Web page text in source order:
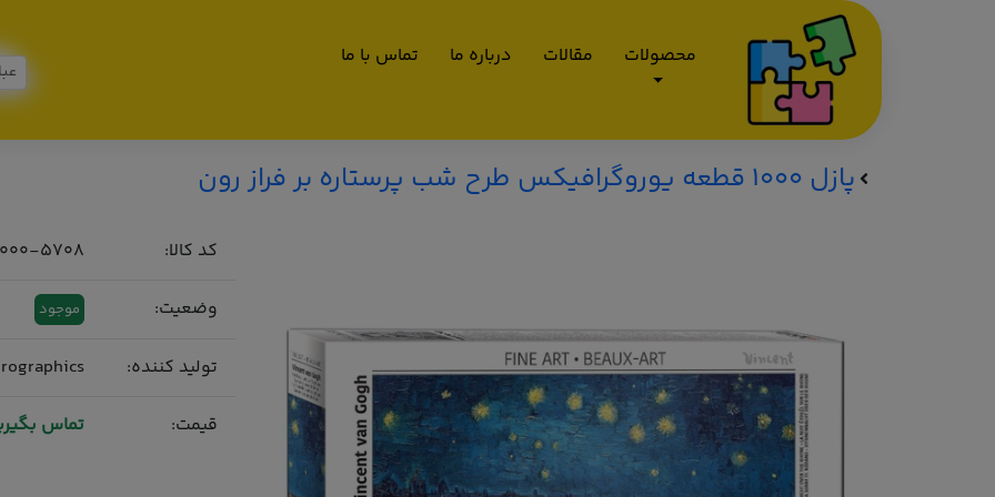
محصولات مقالات درباره ما تماس با ما
پازل 1000 قطعه یوروگرافیکس طرح شب پرستاره بر فراز رون
کد کالا: 5708
وضعیت: موجود
تولید کننده:
قیمت: تماس